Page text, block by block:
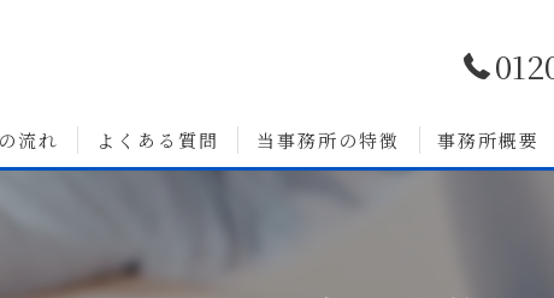
流れ よくある質問 当事務所の特徴 事務所概要